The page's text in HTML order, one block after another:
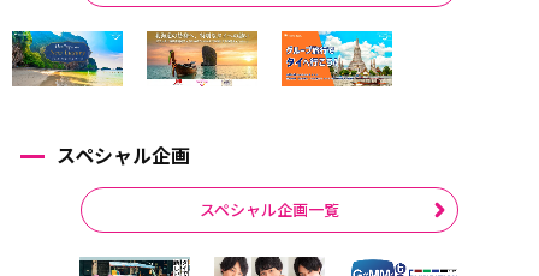
スペシャル企画
スペシャル企画一覧